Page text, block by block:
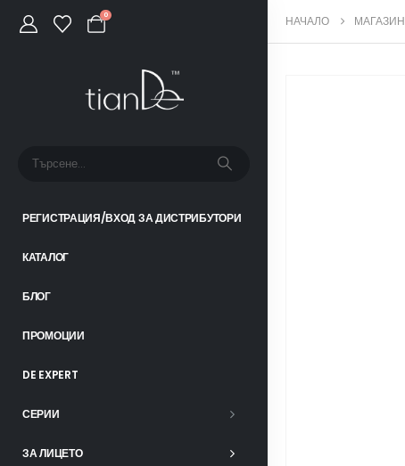
0
РЕГИСТРАЦИЯ/ВХОД ЗА ДИСТРИБУТОРИ
КАТАЛОГ
БЛОГ
ПРОМОЦИИ
DE EXPERT
СЕРИИ
ЗА ЛИЦЕТО
НАЧАЛО МАГАЗИН